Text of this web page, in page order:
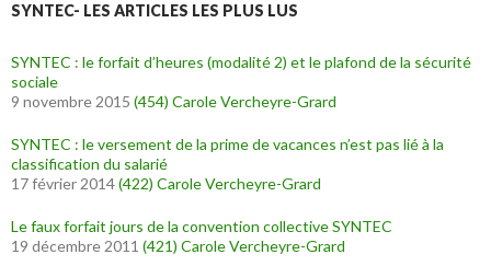
SYNTEC- LES ARTICLES LES PLUS LUS
SYNTEC : le forfait d’heures (modalité 2) et le plafond de la sécurité
sociale
9 novembre 2015 (454) Carole Vercheyre-Grard
SYNTEC : le versement de la prime de vacances n’est pas lié à la
classification du salarié
17 février 2014(422) Carole Vercheyre-Grard
Le faux forfait jours de la convention collective SYNTEC
19 décembre 2011 (421) Carole Vercheyre-Grard